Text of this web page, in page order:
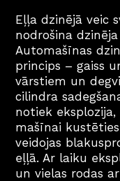
Eļļa dzinējā veic
nodrošina
Automašīnas
princips – gaiss
vārstiem un
cilindra
notiek
mašīnai
veidojas
eļļā. Ar laiku
un vielas rodas